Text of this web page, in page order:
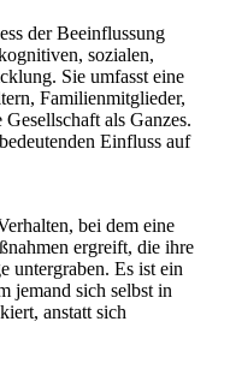
der Beeinflussung
sozialen,
Sie umfasst eine
Familienmitglieder,
als Ganzes.
Einfluss auf
bei dem eine
ergreift, die ihre
untergraben. Es ist ein
jemand sich selbst in
anstatt sich